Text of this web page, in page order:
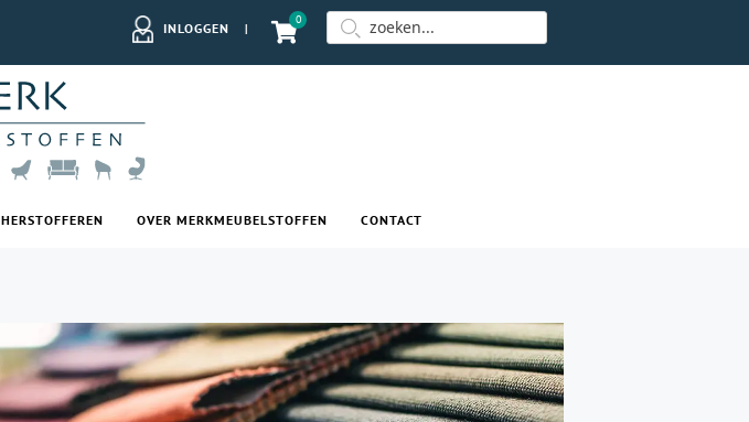
INLOGGEN |
0
HERSTOFFEREN OVER MERKMEUBELSTOFFEN CONTACT